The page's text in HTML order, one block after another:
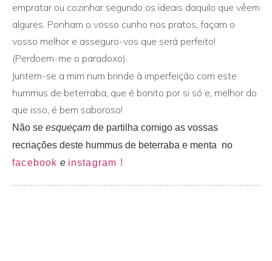
empratar ou cozinhar segundo os ideais daquilo que vêem
algures. Ponham o vosso cunho nos pratos, façam o
vosso melhor e asseguro-vos que será perfeito!
(Perdoem-me o paradoxo).
Juntem-se a mim num brinde à imperfeição com este
hummus de beterraba, que é bonito por si só e, melhor do
que isso, é bem saboroso!
Não se esqueçam de partilha comigo as vossas
recriações deste hummus de beterraba e menta no
facebook e instagram !